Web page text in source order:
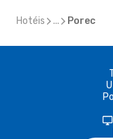
Hotéis ... Porec